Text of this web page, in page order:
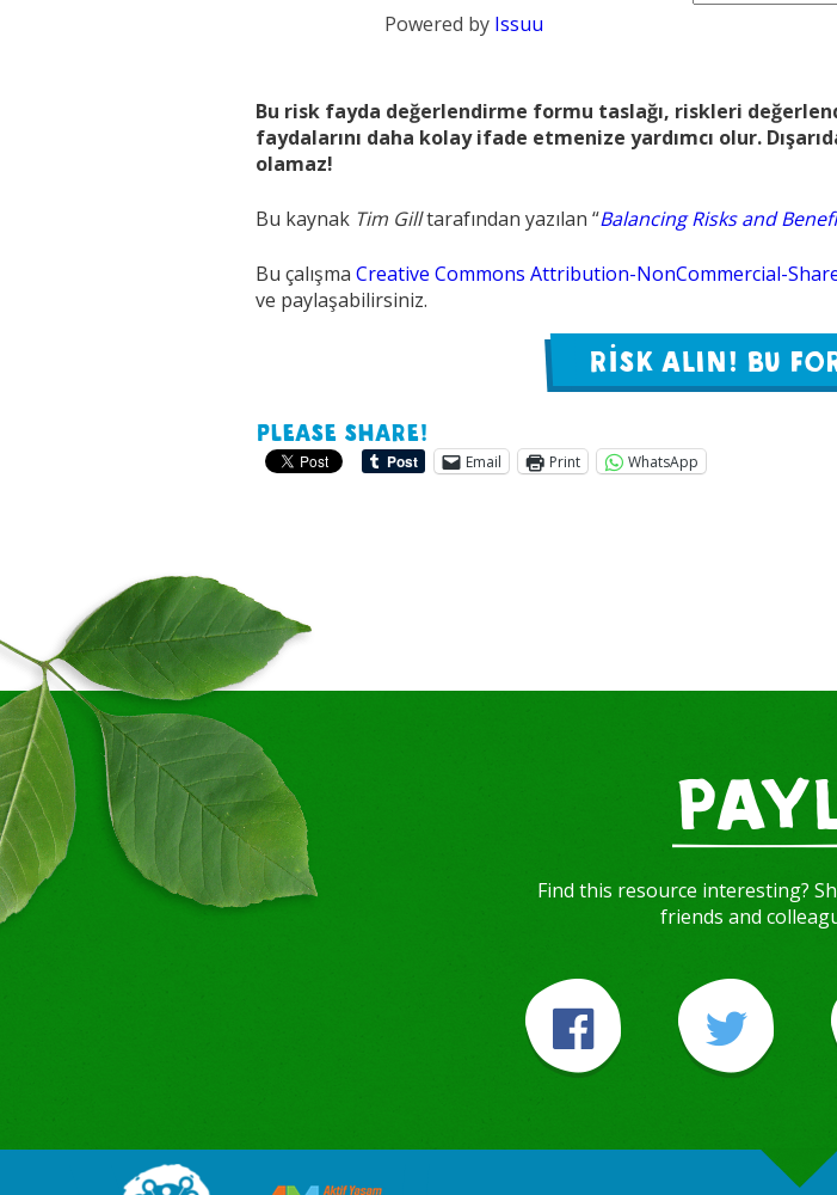
Powered by Issuu
Bu risk fayda değerlendirme formu taslağı, riskleri
faydalarını daha kolay ifade etmenize yardımcı olur.
olamaz!
Bu kaynak Tim Gilltarafından yazılan “Balancing Risks and
Bu çalışma Creative Commons Attribution-NonCommercial-
ve paylaşabilirsiniz.
RİSK ALIN! BU
Please share!
Email Print WhatsApp
Find this resource interesting?
friends and